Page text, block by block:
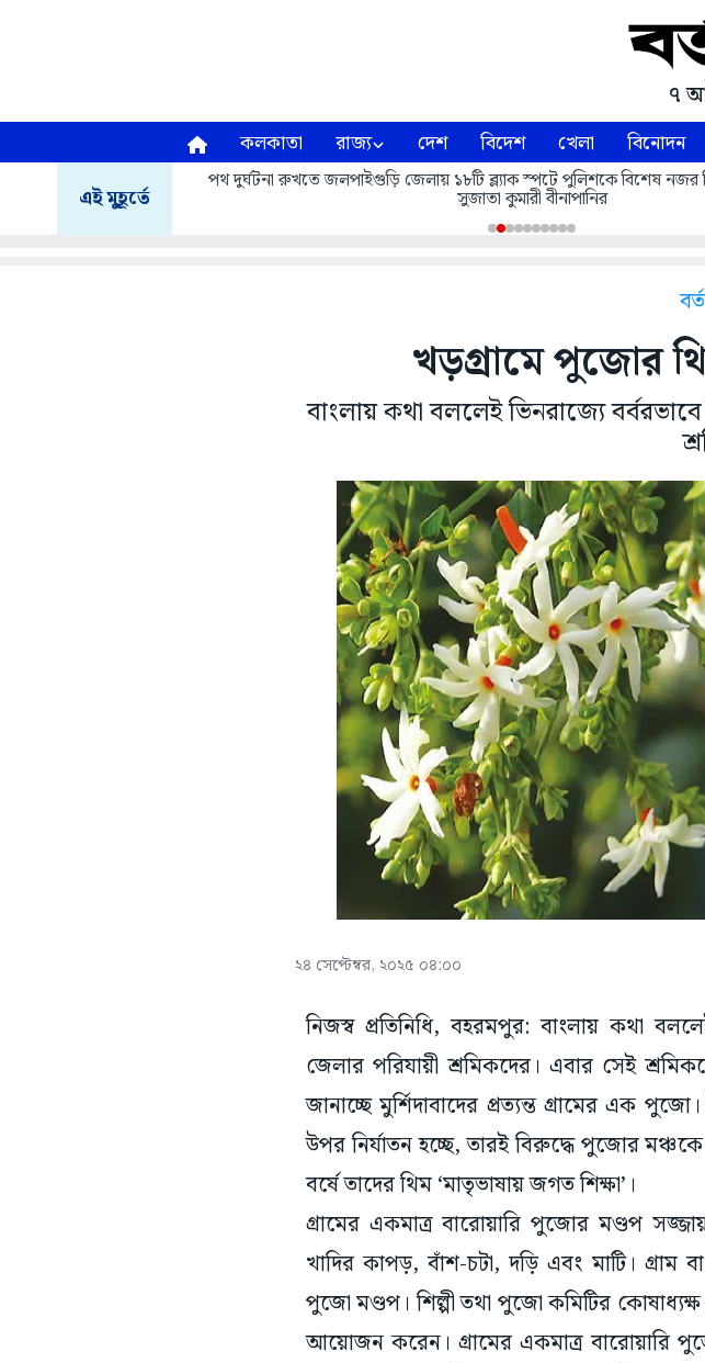
৭
কলকাতা রাজ্য দেশ বিদেশ খেলা বিনোদন
এই মুহূর্তে
পথ দুর্ঘটনা রুখতে জলপাইগুড়ি জেলায় ১৮টি ব্ল্যাক স্পটে পুলিশকে বিশেষ নজর
সুজাতা কুমারী বীনাপানির
খড়গ্রামে পুজোর
বাংলায় কথা বললেই ভিনরাজ্যে
২৪ সেপ্টেম্বর, ২০২৫ ০৪:০০
নিজস্ব প্রতিনিধি, বহরমপুর: বাংলায় কথা
জেলার পরিযায়ী শ্রমিকদের। এবার সেই
জানাচ্ছে মুর্শিদাবাদের প্রত্যন্ত গ্রামের এক
উপর নির্যাতন হচ্ছে, তারই বিরুদ্ধে পুজোর
বর্ষে তাদের থিম ‘মাতৃভাষায় জগত শিক্ষা’।
গ্রামের একমাত্র বারোয়ারি পুজোর মণ্ডপ
খাদির কাপড়, বাঁশ-চটা, দড়ি এবং মাটি। গ্রাম
পুজো মণ্ডপ। শিল্পী তথা পুজো কমিটির
আয়োজন করেন। গ্রামের একমাত্র বারোয়ারি